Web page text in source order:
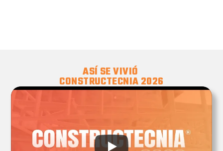
ASÍ SE VIVIÓ
CONSTRUCTECNIA 2026